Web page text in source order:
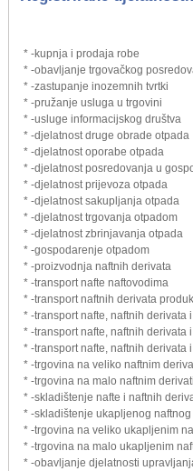
* -kupnja i prodaja robe
* -obavljanje trgovačkog
* -zastupanje inozemnih tvrtki
* -pružanje usluga u trgovini
* -usluge informacijskog društva
* -djelatnost druge obrade otpada
* -djelatnost oporabe otpada
* -djelatnost posredovanja u
* -djelatnost prijevoza otpada
* -djelatnost sakupljanja otpada
* -djelatnost trgovanja otpadom
* -djelatnost zbrinjavanja otpada
* -gospodarenje otpadom
* -proizvodnja naftnih derivata
* -transport nafte naftovodima
* -transport naftnih derivata
* -transport nafte, naftnih derivata
* -transport nafte, naftnih derivata
* -transport nafte, naftnih derivata
* -trgovina na veliko naftnim
* -trgovina na malo naftnim
* -skladištenje nafte i naftnih
* -skladištenje ukapljenog
* -trgovina na veliko ukapljenim
* -trgovina na malo ukapljenim
* -obavljanje djelatnosti